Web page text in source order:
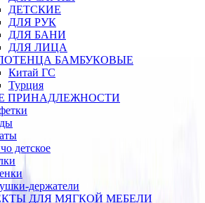
ДЕТСКИЕ
ДЛЯ РУК
ДЛЯ БАНИ
ДЛЯ ЛИЦА
БАМБУКОВЫЕ
Китай ГС
Турция
ПРИНАДЛЕЖНОСТИ
детское
держатели
ДЛЯ МЯГКОЙ МЕБЕЛИ